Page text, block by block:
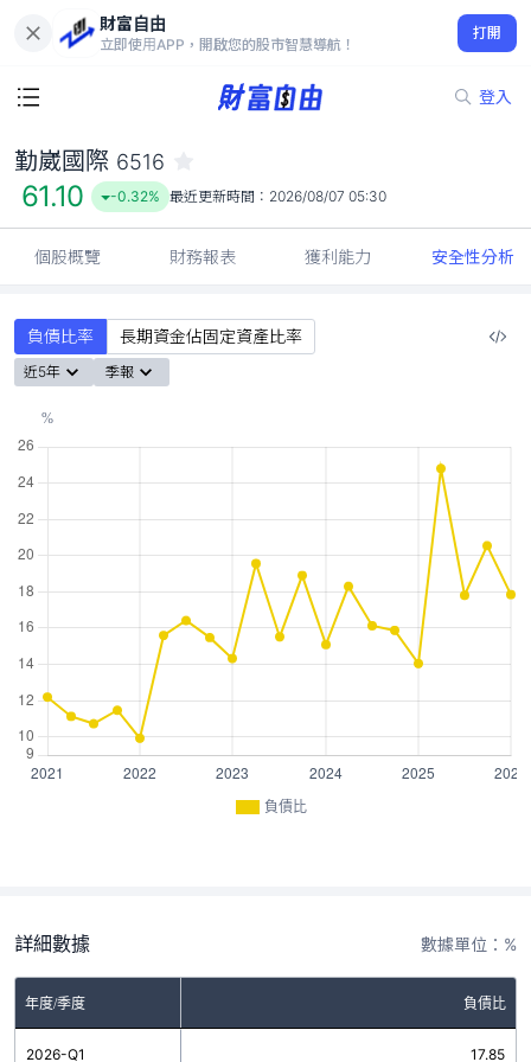
財富自由
立即使用APP，開啟您的股市智慧導航！
打開
登入
61.10
-0.32%
勤崴國際 6516
61.10 -0.32% 最近更新時間： 2026/08/07 05:30
個股概覽 財務報表 獲利能力 安全性分析
負債比率 長期資金佔固定資產比率
近5年 季報
負債比
詳細數據 數據單位：%
年度/季度 負債比
2026-Q1 17.85